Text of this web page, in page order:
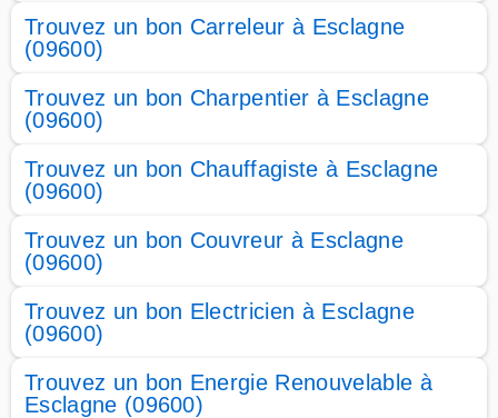
Trouvez un bon Carreleur à Esclagne
(09600)
Trouvez un bon Charpentier à Esclagne
(09600)
Trouvez un bon Chauffagiste à Esclagne
(09600)
Trouvez un bon Couvreur à Esclagne
(09600)
Trouvez un bon Electricien à Esclagne
(09600)
Trouvez un bon Energie Renouvelable à
Esclagne (09600)